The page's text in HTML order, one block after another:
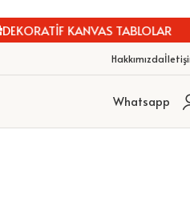
KANVAS TABLOLAR
Hakkımızda
Whatsapp